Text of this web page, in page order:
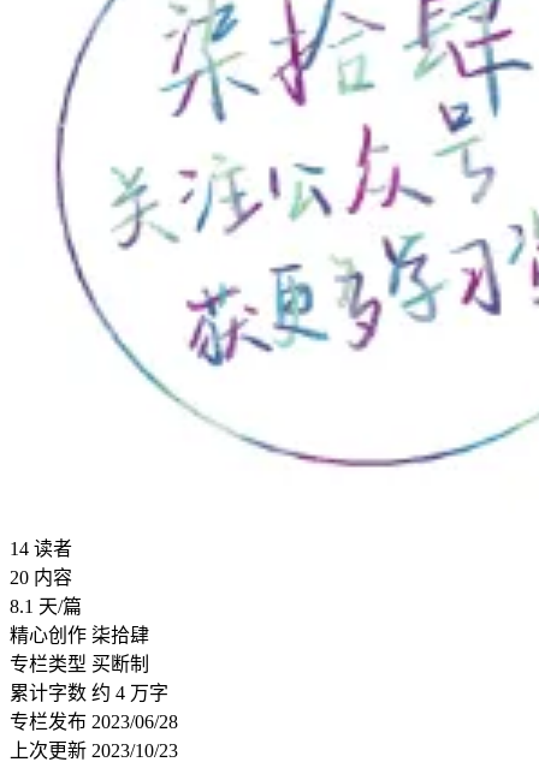
14 读者
20 内容
8.1 天/篇
精心创作 柒拾肆
专栏类型 买断制
累计字数 约 4 万字
专栏发布 2023/06/28
上次更新 2023/10/23